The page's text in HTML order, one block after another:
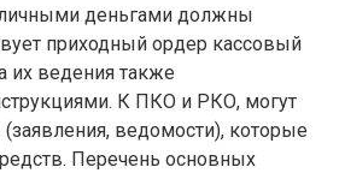
личными деньгами должны
приходный ордер кассовый
ведения также
К ПКО и РКО, могут
ведомости), которые
Перечень основных